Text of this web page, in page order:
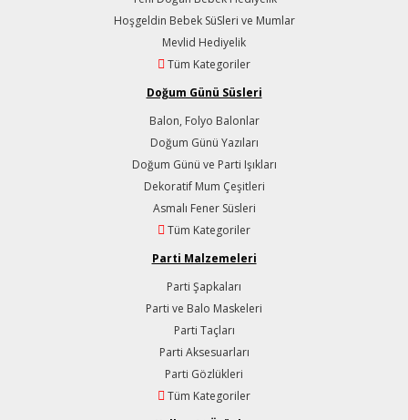
Hoşgeldin Bebek SüSleri ve Mumlar
Mevlid Hediyelik
Tüm Kategoriler
Doğum Günü Süsleri
Balon, Folyo Balonlar
Doğum Günü Yazıları
Doğum Günü ve Parti Işıkları
Dekoratif Mum Çeşitleri
Asmalı Fener Süsleri
Tüm Kategoriler
Parti Malzemeleri
Parti Şapkaları
Parti ve Balo Maskeleri
Parti Taçları
Parti Aksesuarları
Parti Gözlükleri
Tüm Kategoriler